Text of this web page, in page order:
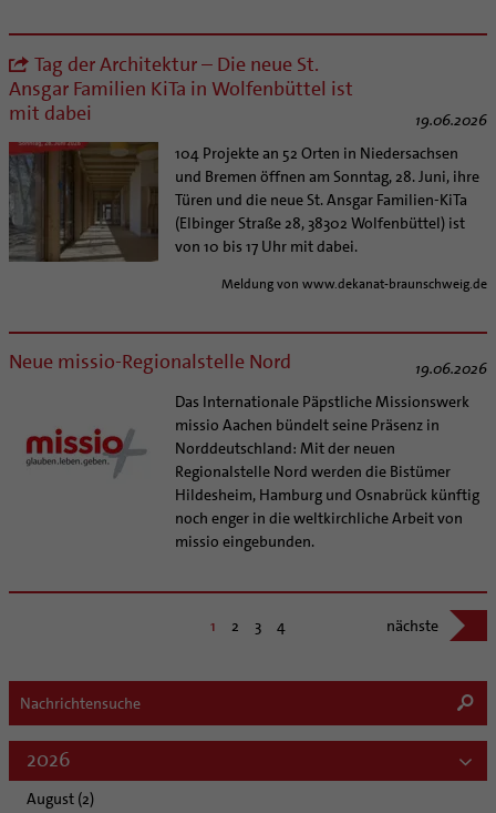
Tag der Architektur – Die neue St.
Ansgar Familien KiTa in Wolfenbüttel ist
mit dabei
19.06.2026
104 Projekte an 52 Orten in Niedersachsen
und Bremen öffnen am Sonntag, 28. Juni, ihre
Türen und die neue St. Ansgar Familien-KiTa
(Elbinger Straße 28, 38302 Wolfenbüttel) ist
von 10 bis 17 Uhr mit dabei.
Meldung von www.dekanat-braunschweig.de
Neue missio-Regionalstelle Nord
19.06.2026
Das Internationale Päpstliche Missionswerk
missio Aachen bündelt seine Präsenz in
Norddeutschland: Mit der neuen
Regionalstelle Nord werden die Bistümer
Hildesheim, Hamburg und Osnabrück künftig
noch enger in die weltkirchliche Arbeit von
missio eingebunden.
1 2 3 4 nächste
2026
August (2)